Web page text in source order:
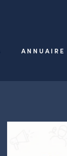
ANNUAIRE